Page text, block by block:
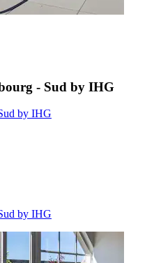
- Sud by IHG
by IHG
by IHG